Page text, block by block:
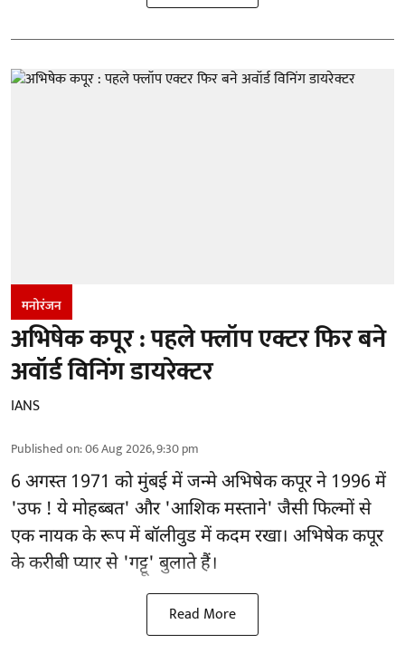
मनोरंजन
अभिषेक कपूर : पहले फ्लॉप एक्टर फिर बने
अवॉर्ड विनिंग डायरेक्टर
IANS
Published on:06 Aug 2026, 9:30 pm
6 अगस्त 1971 को मुंबई में जन्मे अभिषेक कपूर ने 1996 में
'उफ ! ये मोहब्बत' और 'आशिक मस्ताने' जैसी फिल्मों से
एक नायक के रूप मेंबॉलीवुडमें कदम रखा। अभिषेक कपूर
के करीबी प्यार से 'गट्टू' बुलाते हैं।
Read More